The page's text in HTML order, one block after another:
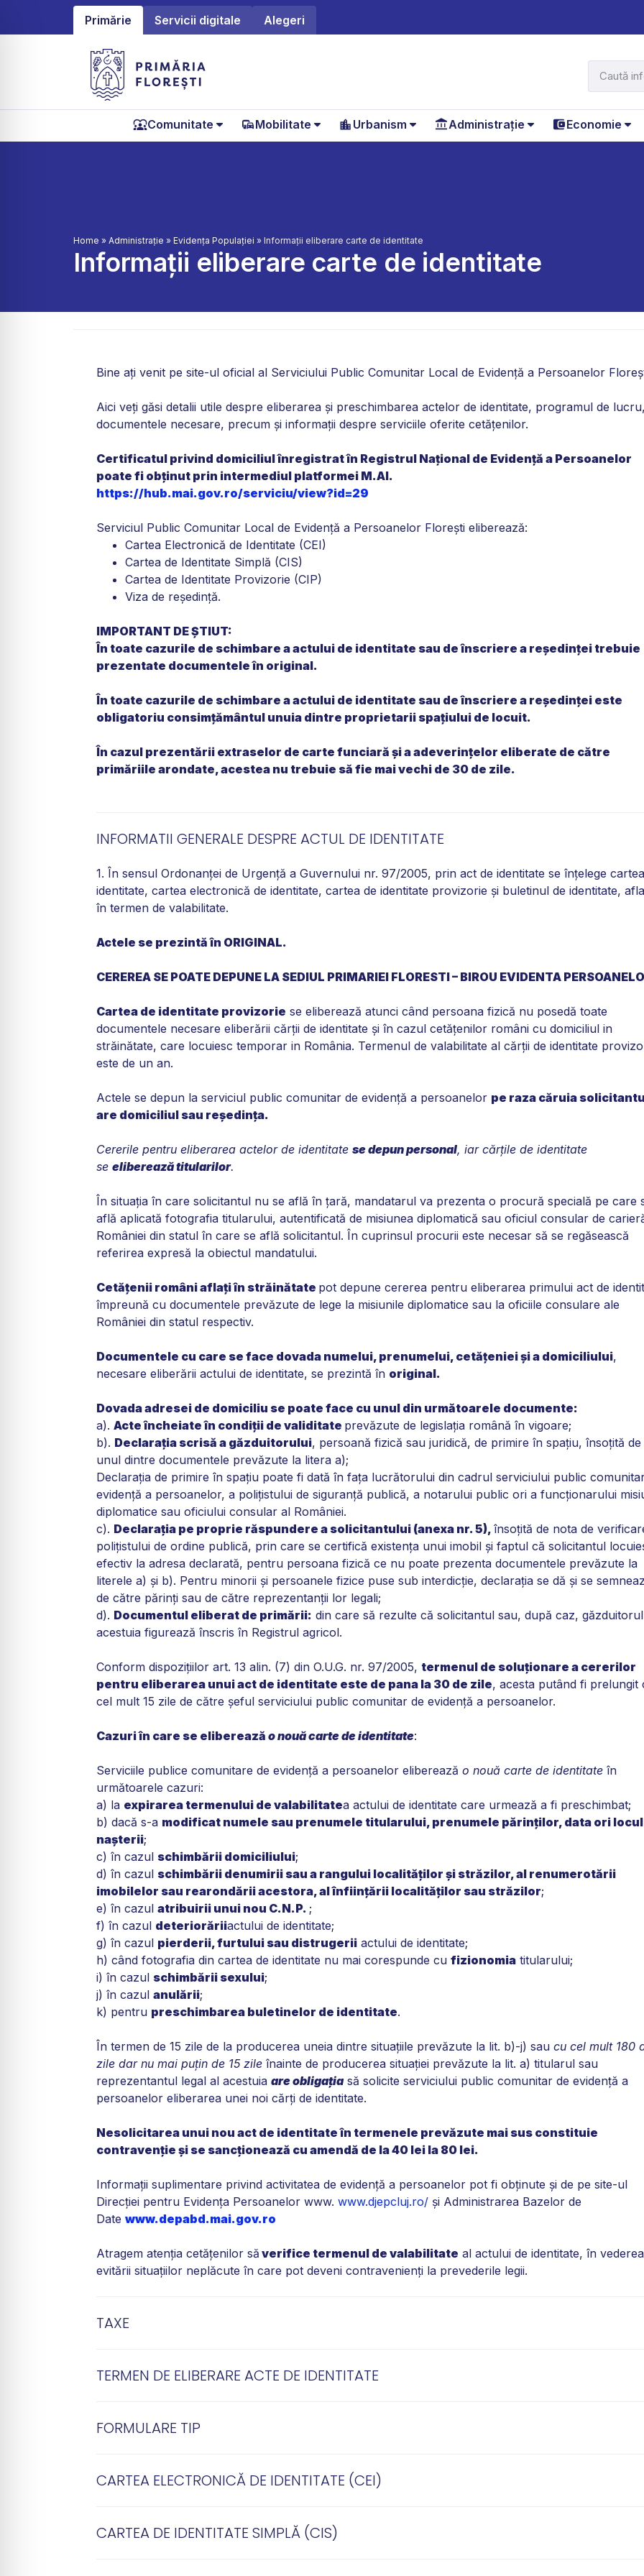
Primărie Servicii digitale Alegeri
Comunitate Mobilitate Urbanism Administrație Economie
Home » Administrație » Evidența Populației » Informații eliberare carte de identitate
Informații eliberare carte de identitate
Bine ați venit pe site-ul oficial al Serviciului Public Comunitar Local de Evidență a Persoanelor
Aici veți găsi detalii utile despre eliberarea și preschimbarea actelor de identitate, programul de
documentele necesare, precum și informații despre serviciile oferite cetățenilor.
Certificatul privind domiciliul înregistrat în Registrul Naţional de Evidenţă a Persoanelor
poate fi obținut prin intermediul platformei M.AI.
https://hub.mai.gov.ro/serviciu/view?id=29
Serviciul Public Comunitar Local de Evidență a Persoanelor Florești eliberează:
Cartea Electronică de Identitate (CEI)
Cartea de Identitate Simplă (CIS)
Cartea de Identitate Provizorie (CIP)
Viza de reședință.
IMPORTANT DE ȘTIUT:
În toate cazurile de schimbare a actului de identitate sau de înscriere a reședinței trebuie
prezentate documentele în original.
În toate cazurile de schimbare a actului de identitate sau de înscriere a reședinței este
obligatoriu consimțământul unuia dintre proprietarii spațiului de locuit.
În cazul prezentării extraselor de carte funciară și a adeverințelor eliberate de către
primăriile arondate, acestea nu trebuie să fie mai vechi de 30 de zile.
INFORMATII GENERALE DESPRE ACTUL DE IDENTITATE
1. În sensul Ordonanţei de Urgenţă a Guvernului nr. 97/2005, prin act de identitate se înţelege
identitate, cartea electronică de identitate, cartea de identitate provizorie şi buletinul de identitate,
în termen de valabilitate.
Actele se prezintă în ORIGINAL.
CEREREA SE POATE DEPUNE LA SEDIUL PRIMARIEI FLORESTI – BIROU EVIDENTA
Cartea de identitate provizorie se eliberează atunci când persoana fizică nu posedă toate
documentele necesare eliberării cărţii de identitate şi în cazul cetăţenilor români cu domiciliul in
străinătate, care locuiesc temporar in România. Termenul de valabilitate al cărţii de identitate
este de un an.
Actele se depun la serviciul public comunitar de evidenţă a persoanelor pe raza căruia
are domiciliul sau reşedinţa.
Cererile pentru eliberarea actelor de identitate se depun personal, iar cărţile de identitate
se eliberează titularilor.
În situaţia în care solicitantul nu se află în ţară, mandatarul va prezenta o procură specială pe care
află aplicată fotografia titularului, autentificată de misiunea diplomatică sau oficiul consular de
României din statul în care se află solicitantul. În cuprinsul procurii este necesar să se regăsească
referirea expresă la obiectul mandatului.
Cetăţenii români aflaţi în străinătate pot depune cererea pentru eliberarea primului act de
împreună cu documentele prevăzute de lege la misiunile diplomatice sau la oficiile consulare ale
României din statul respectiv.
Documentele cu care se face dovada numelui, prenumelui, cetăţeniei şi a domiciliului,
necesare eliberării actului de identitate, se prezintă în original.
Dovada adresei de domiciliu se poate face cu unul din următoarele documente:
a). Acte încheiate în condiţii de validitate prevăzute de legislaţia română în vigoare;
b). Declaraţia scrisă a găzduitorului, persoană fizică sau juridică, de primire în spaţiu, însoţită de
unul dintre documentele prevăzute la litera a);
Declaraţia de primire în spaţiu poate fi dată în faţa lucrătorului din cadrul serviciului public
evidenţă a persoanelor, a poliţistului de siguranţă publică, a notarului public ori a funcţionarului
diplomatice sau oficiului consular al României.
c). Declaraţia pe proprie răspundere a solicitantului (anexa nr. 5), însoţită de nota de
poliţistului de ordine publică, prin care se certifică existenţa unui imobil şi faptul că solicitantul
efectiv la adresa declarată, pentru persoana fizică ce nu poate prezenta documentele prevăzute la
literele a) şi b). Pentru minorii şi persoanele fizice puse sub interdicţie, declaraţia se dă şi se
de către părinţi sau de către reprezentanţii lor legali;
d). Documentul eliberat de primării: din care să rezulte că solicitantul sau, după caz, găzduitorul
acestuia figurează înscris în Registrul agricol.
Conform dispoziţiilor art. 13 alin. (7) din O.U.G. nr. 97/2005, termenul de soluţionare a cererilor
pentru eliberarea unui act de identitate este de pana la 30 de zile, acesta putând fi prelungit
cel mult 15 zile de către şeful serviciului public comunitar de evidenţă a persoanelor.
Cazuri în care se eliberează o nouă carte de identitate:
Serviciile publice comunitare de evidenţă a persoanelor eliberează o nouă carte de identitate în
următoarele cazuri:
a) la expirarea termenului de valabilitatea actului de identitate care urmează a fi preschimbat;
b) dacă s-a modificat numele sau prenumele titularului, prenumele părinţilor, data ori locul
naşterii;
c) în cazul schimbării domiciliului;
d) în cazul schimbării denumirii sau a rangului localităţilor şi străzilor, al renumerotării
imobilelor sau rearondării acestora, al înfiinţării localităţilor sau străzilor;
e) în cazul atribuirii unui nou C.N.P. ;
f) în cazul deteriorăriiactului de identitate;
g) în cazul pierderii, furtului sau distrugerii actului de identitate;
h) când fotografia din cartea de identitate nu mai corespunde cu fizionomia titularului;
i) în cazul schimbării sexului;
j) în cazul anulării;
k) pentru preschimbarea buletinelor de identitate.
În termen de 15 zile de la producerea uneia dintre situaţiile prevăzute la lit. b)-j) sau cu cel mult 180
zile dar nu mai puţin de 15 zile înainte de producerea situaţiei prevăzute la lit. a) titularul sau
reprezentantul legal al acestuia are obligaţia să solicite serviciului public comunitar de evidenţă a
persoanelor eliberarea unei noi cărţi de identitate.
Nesolicitarea unui nou act de identitate în termenele prevăzute mai sus constituie
contravenţie şi se sancţionează cu amendă de la 40 lei la 80 lei.
Informaţii suplimentare privind activitatea de evidenţă a persoanelor pot fi obţinute şi de pe site-ul
Direcţiei pentru Evidenţa Persoanelor www. www.djepcluj.ro/ şi Administrarea Bazelor de
Date www.depabd.mai.gov.ro
Atragem atenţia cetăţenilor să verifice termenul de valabilitate al actului de identitate, în vederea
evitării situaţiilor neplăcute în care pot deveni contravenienţi la prevederile legii.
TAXE
TERMEN DE ELIBERARE ACTE DE IDENTITATE
FORMULARE TIP
CARTEA ELECTRONICĂ DE IDENTITATE (CEI)
CARTEA DE IDENTITATE SIMPLĂ (CIS)